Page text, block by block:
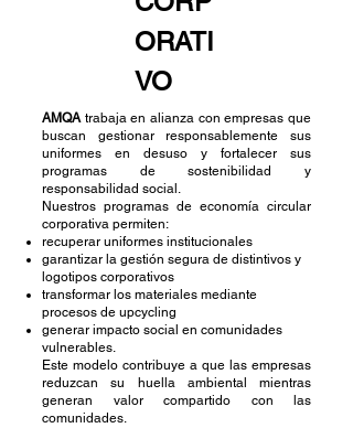
ORATI
VO
AMQAtrabaja en alianza con empresas que
buscan gestionar responsablemente sus
uniformes en desuso y fortalecer sus
programas de sostenibilidad y
responsabilidad social.
Nuestros programas de economía circular
corporativa permiten:
recuperar uniformes institucionales
garantizar la gestión segura de distintivos y
logotipos corporativos
transformar los materiales mediante
procesos de upcycling
generar impacto social en comunidades
vulnerables.
Este modelo contribuye a que las empresas
reduzcan su huella ambiental mientras
generan valor compartido con las
comunidades.